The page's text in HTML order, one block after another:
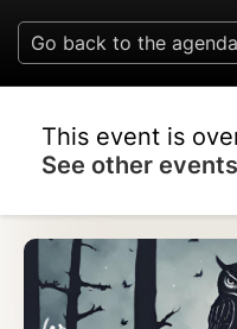
Go back to the agenda
This event is
See other